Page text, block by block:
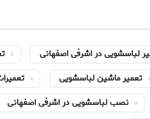
لباسشویی در اشرفی اصفهانی
تعمیر ماشین لباسشویی
نصب لباسشویی در اشرفی اصفهانی